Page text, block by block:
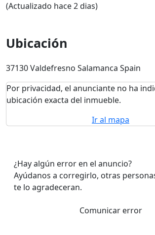
(Actualizado hace 2 dias)
Ubicación
37130 Valdefresno Salamanca Spain
Por privacidad, el anunciante no ha
ubicación exacta del inmueble.
Ir al mapa
¿Hay algún error en el anuncio?
Ayúdanos a corregirlo, otras
te lo agradeceran.
Comunicar error